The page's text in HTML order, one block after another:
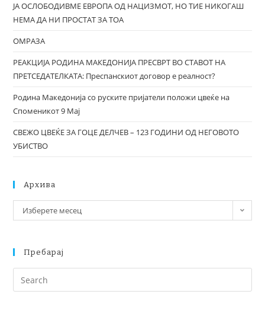
ЈА ОСЛОБОДИВМЕ ЕВРОПА ОД НАЦИЗМОТ, НО ТИЕ НИКОГАШ
НЕМА ДА НИ ПРОСТАТ ЗА ТОА
ОМРАЗА
РЕАКЦИЈА РОДИНА МАКЕДОНИЈА ПРЕСВРТ ВО СТАВОТ НА
ПРЕТСЕДАТЕЛКАТА: Преспанскиот договор е реалност?
Родина Македонија со руските пријатели положи цвеќе на
Споменикот 9 Мај
СВЕЖО ЦВЕЌЕ ЗА ГОЦЕ ДЕЛЧЕВ – 123 ГОДИНИ ОД НЕГОВОТО
УБИСТВО
Архива
Изберете месец
Пребарај